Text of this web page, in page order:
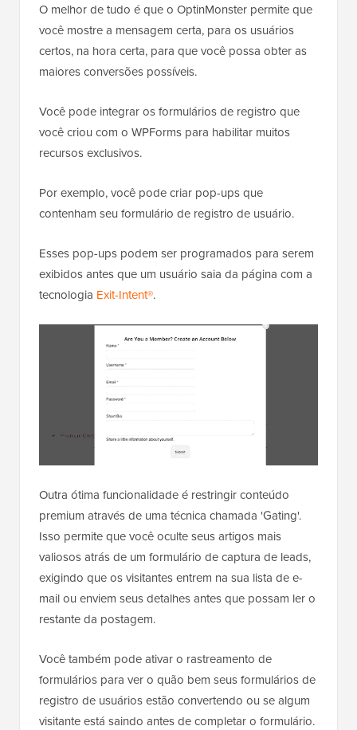
O melhor de tudo é que o OptinMonster permite que
você mostre a mensagem certa, para os usuários
certos, na hora certa, para que você possa obter as
maiores conversões possíveis.
Você pode integrar os formulários de registro que
você criou com o WPForms para habilitar muitos
recursos exclusivos.
Por exemplo, você pode criar pop-ups que
contenham seu formulário de registro de usuário.
Esses pop-ups podem ser programados para serem
exibidos antes que um usuário saia da página com a
tecnologia Exit-Intent®.
Outra ótima funcionalidade é restringir conteúdo
premium através de uma técnica chamada 'Gating'.
Isso permite que você oculte seus artigos mais
valiosos atrás de um formulário de captura de leads,
exigindo que os visitantes entrem na sua lista de e-
mail ou enviem seus detalhes antes que possam ler o
restante da postagem.
Você também pode ativar o rastreamento de
formulários para ver o quão bem seus formulários de
registro de usuários estão convertendo ou se algum
visitante está saindo antes de completar o formulário.